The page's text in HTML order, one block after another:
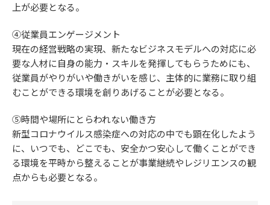
上が必要となる。
④従業員エンゲージメント
現在の経営戦略の実現、新たなビジネスモデルへの対応に必
要な人材に自身の能力・スキルを発揮してもらうためにも、
従業員がやりがいや働きがいを感じ、主体的に業務に取り組
むことができる環境を創りあげることが必要となる。
⑤時間や場所にとらわれない働き方
新型コロナウイルス感染症への対応の中でも顕在化したよう
に、いつでも、どこでも、安全かつ安心して働くことができ
る環境を平時から整えることが事業継続やレジリエンスの観
点からも必要となる。